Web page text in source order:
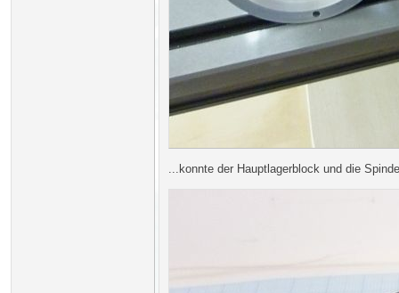
...konnte der Hauptlagerblock und die